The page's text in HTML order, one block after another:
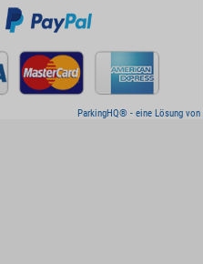
ParkingHQ® - eine Lösung von